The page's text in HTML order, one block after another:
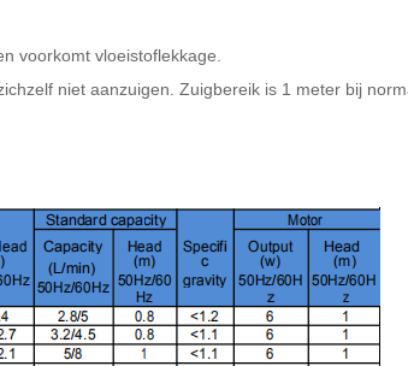
voorkomt vloeistoflekkage.
niet aanzuigen. Zuigbereik is 1 meter bij